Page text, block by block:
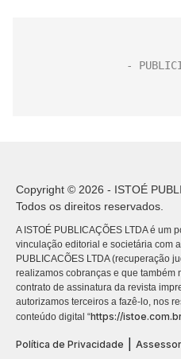
Copyright © 2026 - ISTOÉ
Todos os direitos reservados.
A ISTOÉ PUBLICAÇÕES LTDA é um
vinculação editorial e societária com
PUBLICACÕES LTDA (recuperação
realizamos cobranças e que também
contrato de assinatura da revista
autorizamos terceiros a fazê-lo, nos
conteúdo digital “https://
Política de Privacidade